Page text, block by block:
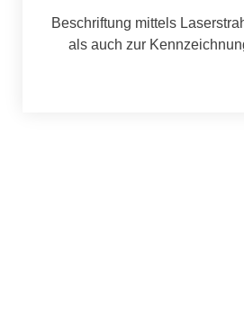
Beschriftung mittels
als auch zur